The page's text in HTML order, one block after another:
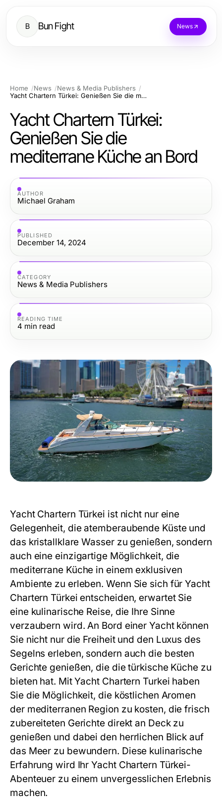
B Bun Fight News
Home News
News & Media Publishers
Yacht Chartern Türkei: Genießen Sie die mediterrane Küche an Bord
Yacht Chartern Türkei:
Genießen Sie die
mediterrane Küche an Bord
AUTHOR
Michael Graham
PUBLISHED
December 14, 2024
CATEGORY
News & Media Publishers
READING TIME
4 min read
Yacht Chartern Türkei ist nicht nur eine
Gelegenheit, die atemberaubende Küste und
das kristallklare Wasser zu genießen, sondern
auch eine einzigartige Möglichkeit, die
mediterrane Küche in einem exklusiven
Ambiente zu erleben. Wenn Sie sich fürYacht
Chartern Türkei entscheiden, erwartet Sie
eine kulinarische Reise, die Ihre Sinne
verzaubern wird. An Bord einer Yacht können
Sie nicht nur die Freiheit und den Luxus des
Segelns erleben, sondern auch die besten
Gerichte genießen, die die türkische Küche zu
bieten hat. MitYacht Chartern Turkei haben
Sie die Möglichkeit, die köstlichen Aromen
der mediterranen Region zu kosten, die frisch
zubereiteten Gerichte direkt an Deck zu
genießen und dabei den herrlichen Blick auf
das Meer zu bewundern. Diese kulinarische
Erfahrung wird IhrYacht Chartern Türkei-
Abenteuer zu einem unvergesslichen Erlebnis
machen.